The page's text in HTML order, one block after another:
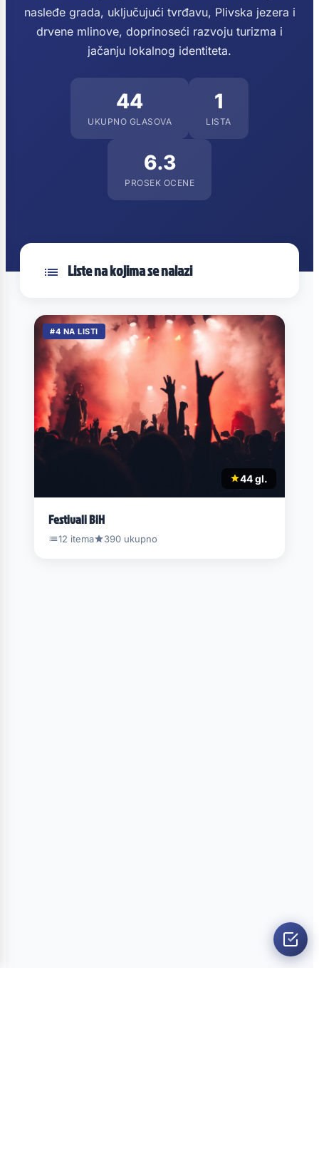
nasleđe grada, uključujući tvrđavu, Plivska jezera i
drvene mlinove, doprinoseći razvoju turizma i
jačanju lokalnog identiteta.
44
UKUPNO GLASOVA
1
LISTA
6.3
PROSEK OCENE
Liste na kojima se nalazi
#4 NA LISTI
44 gl.
Festivali BiH
12 itema 390 ukupno